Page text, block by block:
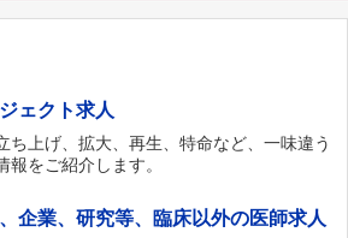
ェクト求人
ち上げ、拡大、再生、特命など、一味違う
報をご紹介します。
企業、研究等、臨床以外の医師求人